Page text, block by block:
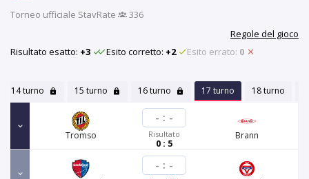
Torneo ufficiale StavRate·
336
Regole del gioco
Risultato esatto: +3 Esito corretto: +2 Esito errato: 0
14 turno 15 turno 16 turno 17 turno 18 turno
Tromso
- : -
Risultato
0 : 5
Brann
- : -